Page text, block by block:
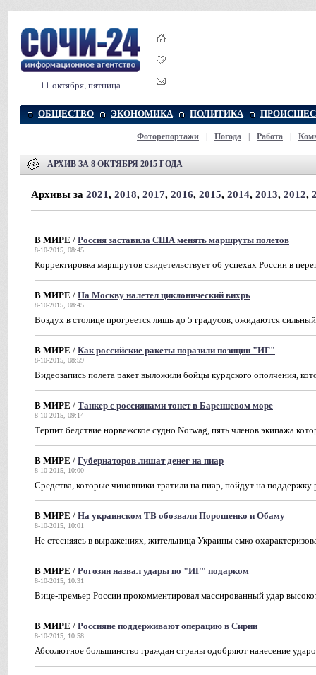
11 октября, пятница
ОБЩЕСТВО ЭКОНОМИКА ПОЛИТИКА
Фоторепортажи Погода Работа
АРХИВ ЗА 8 ОКТЯБРЯ 2015 ГОДА
Архивы за 2021, 2018, 2017, 2016, 2015, 2014, 2013, 2012,
В МИРЕ / Россия заставила США менять маршруты полетов
8-10-2015, 08:45
Корректировка маршрутов свидетельствует об успехах России в
В МИРЕ / На Москву налетел циклонический вихрь
8-10-2015, 08:45
Воздух в столице прогреется лишь до 5 градусов, ожидаются
В МИРЕ / Как российские ракеты поразили позиции "ИГ"
8-10-2015, 08:59
Видеозапись полета ракет выложили бойцы курдского ополчения,
В МИРЕ / Танкер с россиянами тонет в Баренцевом море
8-10-2015, 09:14
Терпит бедствие норвежское судно Norwag, пять членов экипажа
В МИРЕ / Губернаторов лишат денег на пиар
8-10-2015, 10:00
Средства, которые чиновники тратили на пиар, пойдут на
В МИРЕ / На украинском ТВ обозвали Порошенко и Обаму
8-10-2015, 10:01
Не стесняясь в выражениях, жительница Украины емко
В МИРЕ / Рогозин назвал удары по "ИГ" подарком
8-10-2015, 10:31
Вице-премьер России прокомментировал массированный удар
В МИРЕ / Россияне поддерживают операцию в Сирии
8-10-2015, 10:58
Абсолютное большинство граждан страны одобряют нанесение